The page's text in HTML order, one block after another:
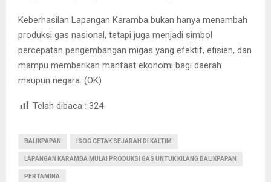
Keberhasilan Lapangan Karamba bukan hanya menambah
produksi gas nasional, tetapi juga menjadi simbol
percepatan pengembangan migas yang efektif, efisien, dan
mampu memberikan manfaat ekonomi bagi daerah
maupun negara. (OK)
Telah dibaca : 324
BALIKPAPAN ISOG CETAK SEJARAH DI KALTIM
LAPANGAN KARAMBA MULAI PRODUKSI GAS UNTUK KILANG BALIKPAPAN
PERTAMINA